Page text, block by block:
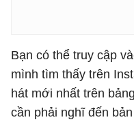
Bạn có thể truy cập
mình tìm thấy trên
hát mới nhất trên
cần phải nghĩ đến